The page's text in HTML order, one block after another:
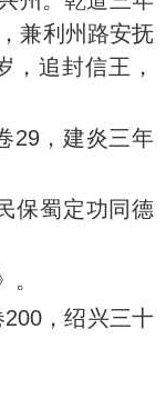
兼利州路安抚
，追封信王，
，建炎三年
蜀定功同德
，绍兴三十